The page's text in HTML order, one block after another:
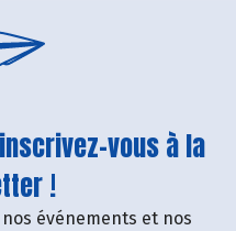
vous à la
!
événements et nos